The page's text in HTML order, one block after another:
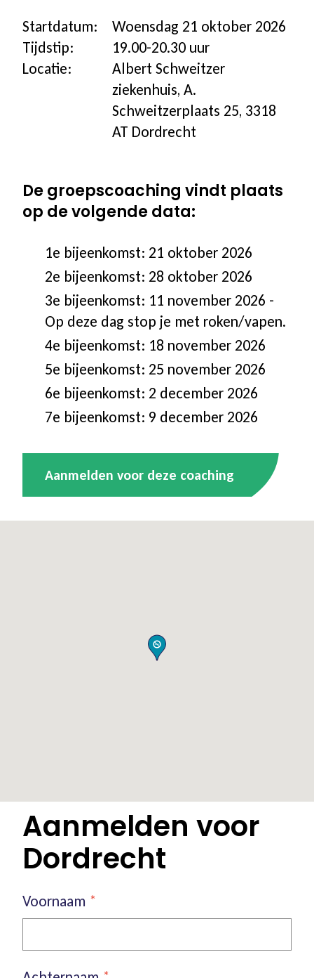
Coaching in een andere taal
Coaching icm kinderwens | zwanger
Hulpmiddelen
Voor de zorg | bedrijven
Voor coaches
Voor coaches in opleiding
Startdatum:
Woensdag 21 oktober 2026
Tijdstip:
19.00-20.30 uur
Locatie:
Albert Schweitzer
ziekenhuis, A.
Schweitzerplaats 25, 3318
AT Dordrecht
De groepscoaching vindt plaats
op de volgende data:
1e bijeenkomst: 21 oktober 2026
2e bijeenkomst: 28 oktober 2026
3e bijeenkomst: 11 november 2026 -
Op deze dag stop je met roken/vapen.
4e bijeenkomst: 18 november 2026
5e bijeenkomst: 25 november 2026
6e bijeenkomst: 2 december 2026
7e bijeenkomst: 9 december 2026
Aanmelden voor deze coaching
Aanmelden voor
Dordrecht
Voornaam *